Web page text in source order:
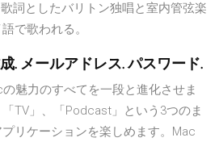
詞としたバリトン独唱と室内管弦楽
で歌われる。
. メールアドレス. パスワード.
魅力のすべてを一段と進化させま
TV」、「Podcast」という3つのま
リケーションを楽しめます。Mac